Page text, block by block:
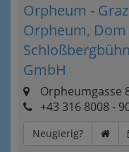
Orpheum -
Orpheum,
GmbH
Orpheumgasse
+43 316 8008 -
Neugierig?